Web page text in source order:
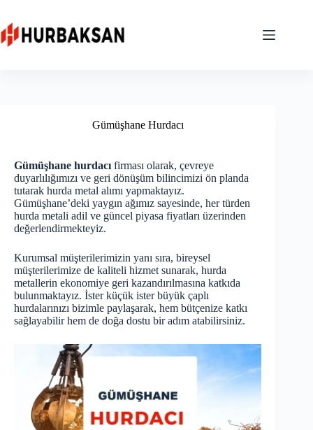
content
Gümüşhane Hurdacı
Gümüşhane hurdacı firması olarak, çevreye
duyarlılığımızı ve geri dönüşüm bilincimizi ön planda
tutarak hurda metal alımı yapmaktayız.
Gümüşhane’deki yaygın ağımız sayesinde, her türden
hurda metali adil ve güncel piyasa fiyatları üzerinden
değerlendirmekteyiz.
Kurumsal müşterilerimizin yanı sıra, bireysel
müşterilerimize de kaliteli hizmet sunarak, hurda
metallerin ekonomiye geri kazandırılmasına katkıda
bulunmaktayız. İster küçük ister büyük çaplı
hurdalarınızı bizimle paylaşarak, hem bütçenize katkı
sağlayabilir hem de doğa dostu bir adım atabilirsiniz.